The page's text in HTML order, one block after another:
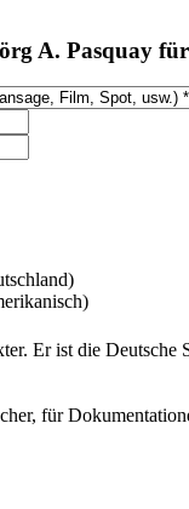
A. Pasquay
Er ist die
für